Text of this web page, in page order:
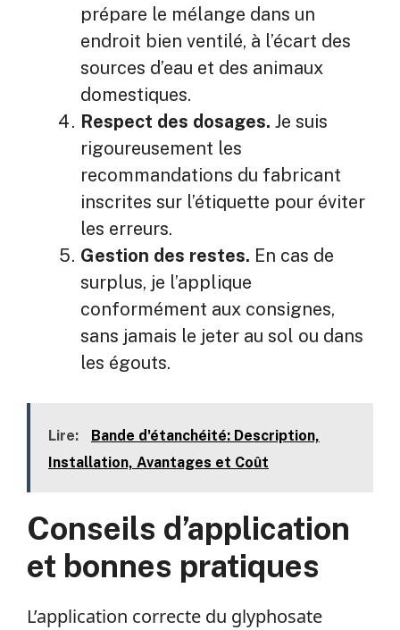
prépare le mélange dans un
endroit bien ventilé, à l’écart des
sources d’eau et des animaux
domestiques.
Respect des dosages. Je suis
rigoureusement les
recommandations du fabricant
inscrites sur l’étiquette pour éviter
les erreurs.
Gestion des restes. En cas de
surplus, je l’applique
conformément aux consignes,
sans jamais le jeter au sol ou dans
les égouts.
Lire:
Bande d'étanchéité: Description,
Installation, Avantages et Coût
Conseils d’application
et bonnes pratiques
L’application correcte du glyphosate